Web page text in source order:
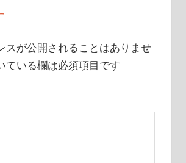
スが公開されることはありませ
ている欄は必須項目です